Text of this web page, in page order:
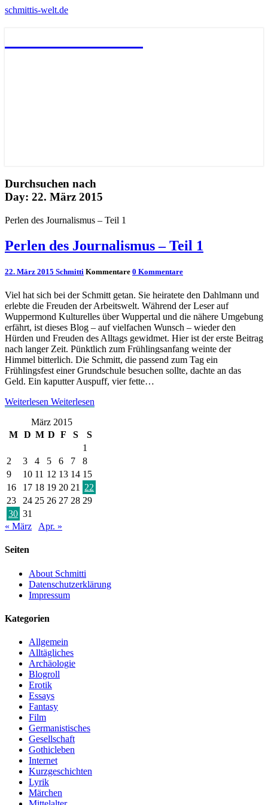
schmittis-welt.de
Durchsuchen nach
Day: 22. März 2015
Perlen des Journalismus – Teil 1
Perlen des Journalismus – Teil 1
22. März 2015 Schmitti Kommentare 0 Kommentare
Viel hat sich bei der Schmitt getan. Sie heiratete den Dahlmann und
erlebte die Freuden der Arbeitswelt. Während der Leser auf
Wuppermond Kulturelles über Wuppertal und die nähere Umgebung
erfährt, ist dieses Blog – auf vielfachen Wunsch – wieder den
Hürden und Freuden des Alltags gewidmet. Hier ist der erste Beitrag
nach langer Zeit. Pünktlich zum Frühlingsanfang weinte der
Himmel bitterlich. Die Schmitt, die passend zum Tag ein
Frühlingsfest einer Grundschule besuchen sollte, dachte an das
Geld. Ein kaputter Auspuff, vier fette…
Weiterlesen Weiterlesen
März 2015
M D M D F S
S
1
2
3 4 5 6 7
8
9
10 11 12 13 14 15
16
17 18 19 20 21
22
23
24 25 26 27 28 29
30 31
« März
Apr. »
Seiten
About Schmitti
Datenschutzerklärung
Impressum
Kategorien
Allgemein
Alltägliches
Archäologie
Blogroll
Erotik
Essays
Fantasy
Film
Germanistisches
Gesellschaft
Gothicleben
Internet
Kurzgeschichten
Lyrik
Märchen